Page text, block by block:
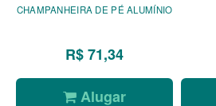
CHAMPANHEIRA DE PÉ ALUMÍNIO
R$ 71,34
Alugar